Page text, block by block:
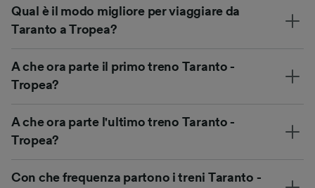
Qual è il modo migliore per viaggiare da
Taranto a Tropea?
A che ora parte il primo treno Taranto -
Tropea?
A che ora parte l'ultimo treno Taranto -
Tropea?
Con che frequenza partono i treni Taranto -